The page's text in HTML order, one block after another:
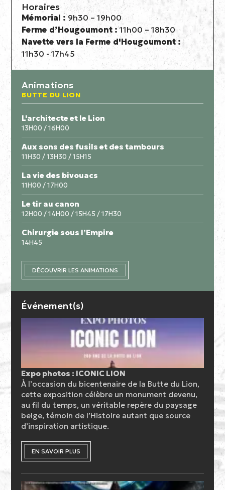
Horaires
Mémorial : 9h30 – 19h00
Ferme d’Hougoumont :11h00 – 18h30
Navette vers la Ferme d'Hougoumont :
11h30 - 17h45
Animations
BUTTE DU LION
L'architecte et le Lion
13H00 / 16H00
Aux sons des fusils et des tambours
11H30 / 13H30 / 15H15
La vie des bivouacs
11H00 / 17H00
Le tir au canon
12H00 / 14H00 / 15H45 / 17H30
Chirurgie sous l’Empire
14H45
DÉCOUVRIR LES ANIMATIONS
Événement(s)
Expo photos : ICONIC LION
À l’occasion du bicentenaire de la Butte du Lion,
cette exposition célèbre un monument devenu,
au fil du temps, un véritable repère du paysage
belge, témoin de l’Histoire autant que source
d’inspiration artistique.
EN SAVOIR PLUS